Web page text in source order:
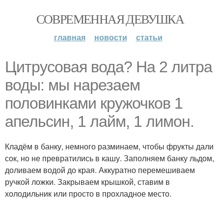
СОВРЕМЕННАЯ ДЕВУШКА
главная новости статьи
Цитрусовая вода? На 2 литра
воды: мы нарезаем
половинками кружочков 1
апельсин, 1 лайм, 1 лимон.
Кладём в банку, немного разминаем, чтобы фрукты дали
сок, но не превратились в кашу. Заполняем банку льдом,
доливаем водой до края. Аккуратно перемешиваем
ручкой ложки. Закрываем крышкой, ставим в
холодильник или просто в прохладное место.